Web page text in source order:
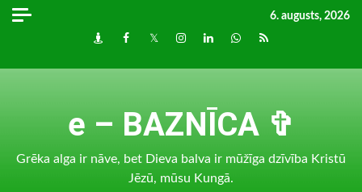
Skip
6. augusts, 2026
DraugiemFacebook
TwitterInstagram
LinkedInwhatsapp
RSS
e – BAZNĪCA ✞
Grēka alga ir nāve, bet Dieva balva ir mūžīga dzīvība Kristū
Jēzū, mūsu Kungā.